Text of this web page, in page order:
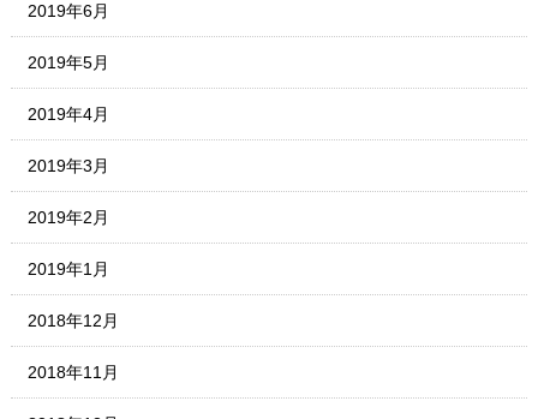
2019年6月
2019年5月
2019年4月
2019年3月
2019年2月
2019年1月
2018年12月
2018年11月